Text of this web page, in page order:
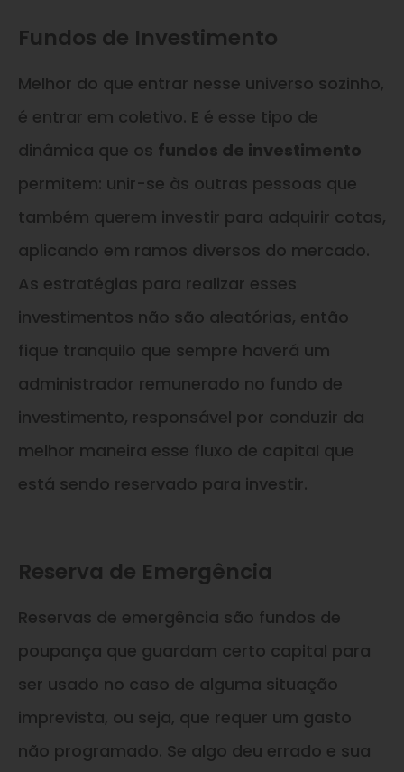
Fundos de Investimento
Melhor do que entrar nesse universo sozinho,
é entrar em coletivo. E é esse tipo de
dinâmica que os fundos de investimento
permitem: unir-se às outras pessoas que
também querem investir para adquirir cotas,
aplicando em ramos diversos do mercado.
As estratégias para realizar esses
investimentos não são aleatórias, então
fique tranquilo que sempre haverá um
administrador remunerado no fundo de
investimento, responsável por conduzir da
melhor maneira esse fluxo de capital que
está sendo reservado para investir.
Reserva de Emergência
Reservas de emergência são fundos de
poupança que guardam certo capital para
ser usado no caso de alguma situação
imprevista, ou seja, que requer um gasto
não programado. Se algo deu errado e sua